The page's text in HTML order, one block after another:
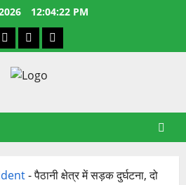
12:04:22 PM
Facebook
X YouTube
-पैठानी क्षेत्र में सड़क दुर्घटना, दो